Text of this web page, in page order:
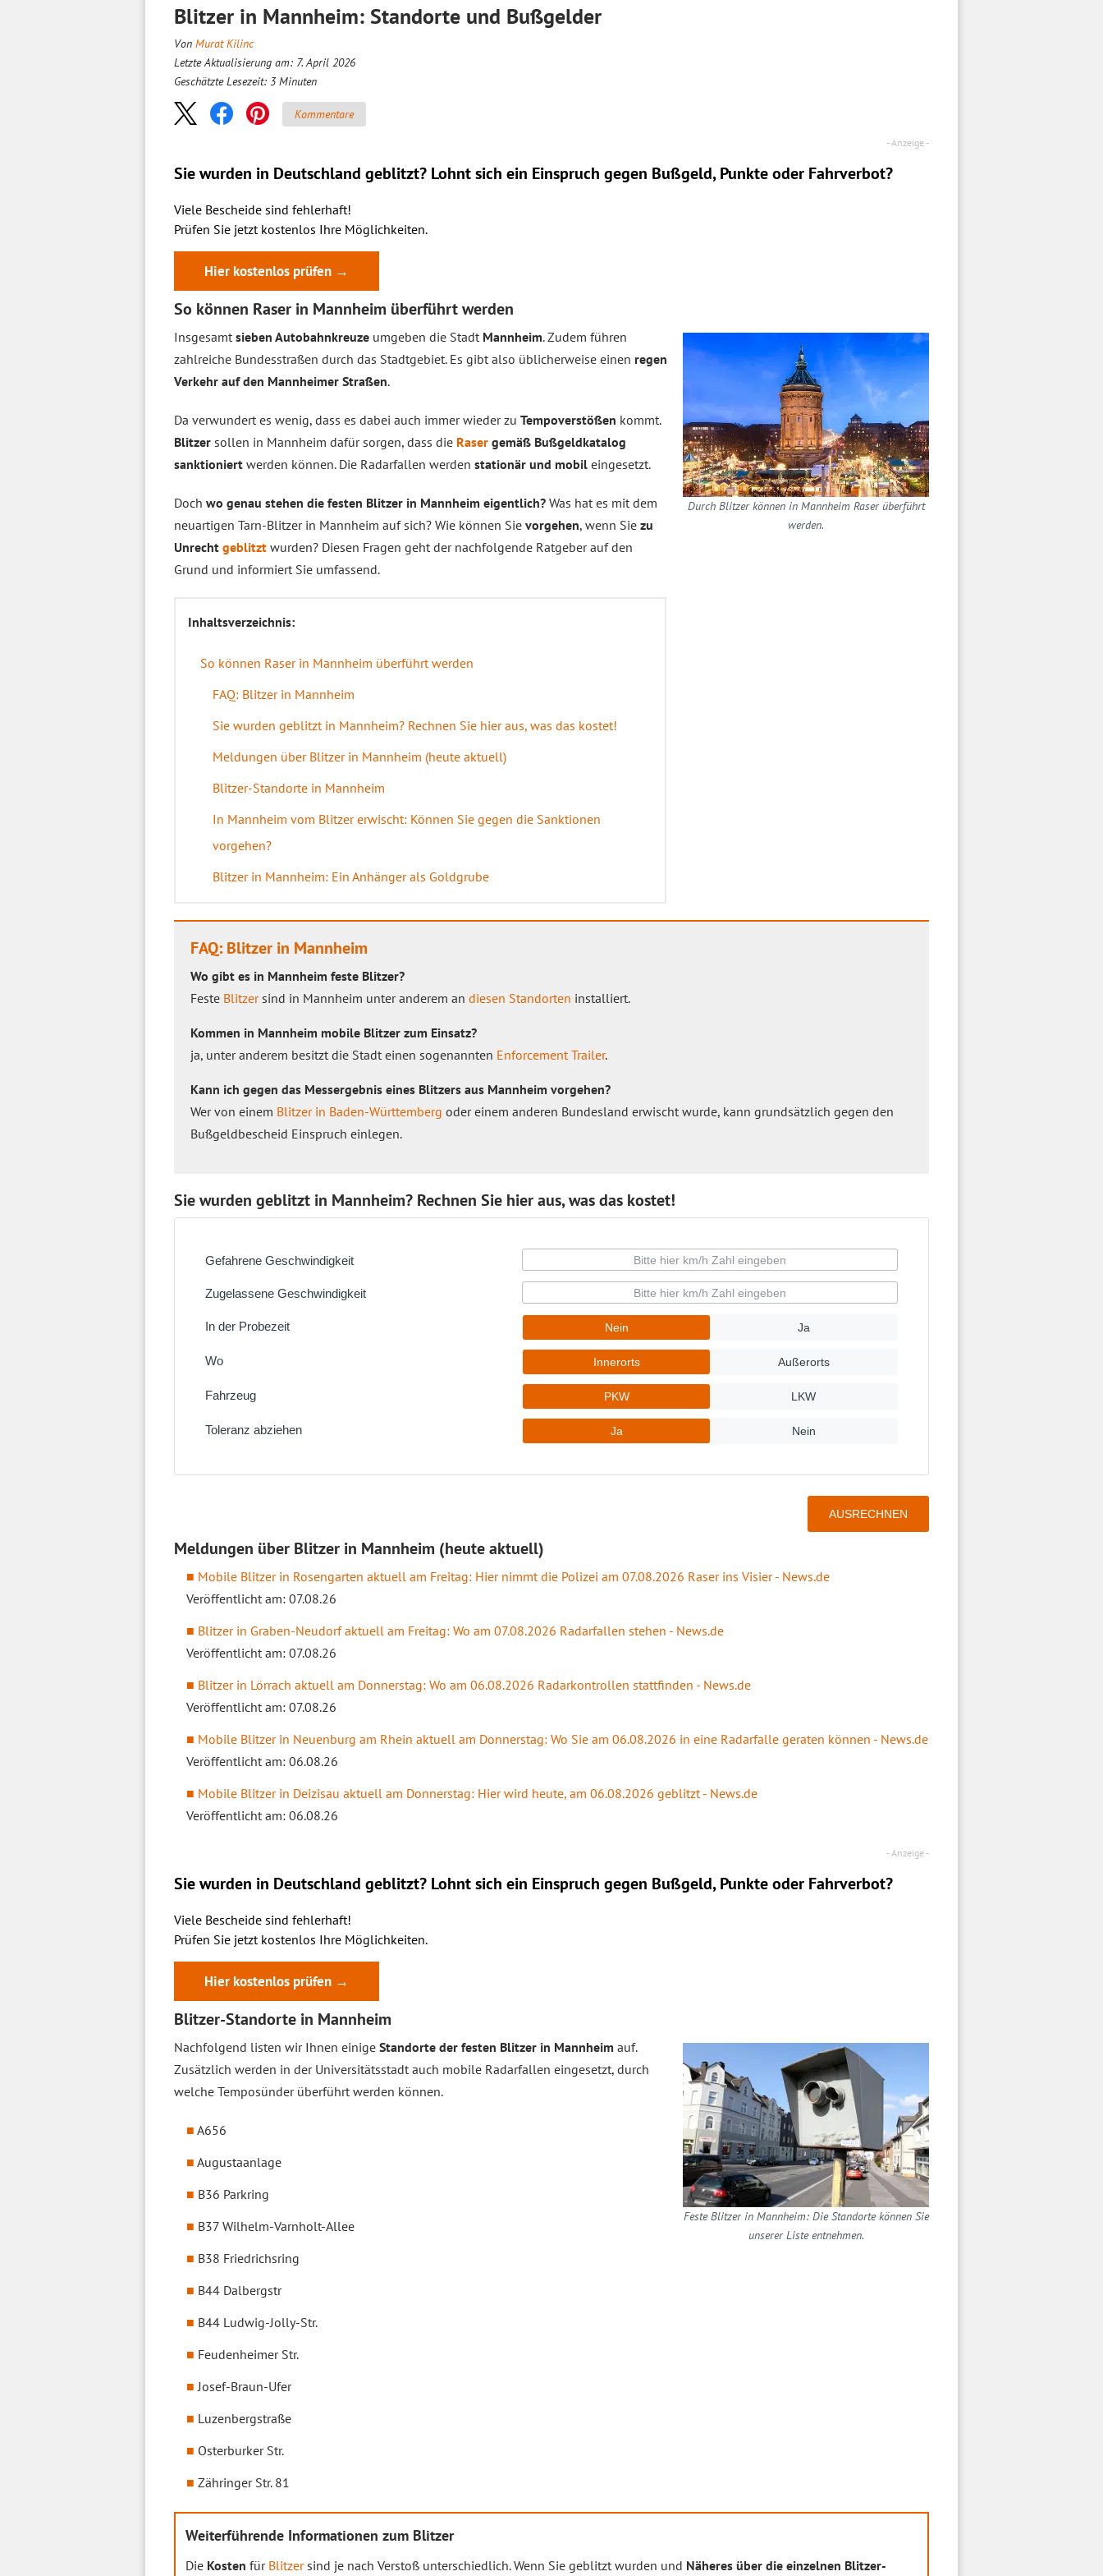
Blitzer in Mannheim: Standorte und Bußgelder
Von Murat Kilinc
Letzte Aktualisierung am: 7. April 2026
Geschätzte Lesezeit: 3 Minuten
Kommentare
Sie wurden in Deutschland geblitzt? Lohnt sich ein Einspruch gegen Bußgeld, Punkte oder Fahrverbot?
Viele Bescheide sind fehlerhaft!
Prüfen Sie jetzt kostenlos Ihre Möglichkeiten.
Hier kostenlos prüfen →
So können Raser in Mannheim überführt werden
Durch Blitzer können in Mannheim Raser überführt
werden.
Insgesamt sieben Autobahnkreuze umgeben die Stadt Mannheim. Zudem führen
zahlreiche Bundesstraßen durch das Stadtgebiet. Es gibt also üblicherweise einen regen
Verkehr auf den Mannheimer Straßen.
Da verwundert es wenig, dass es dabei auch immer wieder zu Tempoverstößen kommt.
Blitzer sollen in Mannheim dafür sorgen, dass die Raser gemäß Bußgeldkatalog
sanktioniert werden können. Die Radarfallen werden stationär und mobil eingesetzt.
Doch wo genau stehen die festen Blitzer in Mannheim eigentlich? Was hat es mit dem
neuartigen Tarn-Blitzer in Mannheim auf sich? Wie können Sie vorgehen, wenn Sie zu
Unrecht geblitzt wurden? Diesen Fragen geht der nachfolgende Ratgeber auf den
Grund und informiert Sie umfassend.
Inhaltsverzeichnis:
So können Raser in Mannheim überführt werden
FAQ: Blitzer in Mannheim
Sie wurden geblitzt in Mannheim? Rechnen Sie hier aus, was das kostet!
Meldungen über Blitzer in Mannheim (heute aktuell)
Blitzer-Standorte in Mannheim
In Mannheim vom Blitzer erwischt: Können Sie gegen die Sanktionen
vorgehen?
Blitzer in Mannheim: Ein Anhänger als Goldgrube
FAQ: Blitzer in Mannheim
Wo gibt es in Mannheim feste Blitzer?
Feste Blitzersind in Mannheim unter anderem an diesen Standorten installiert.
Kommen in Mannheim mobile Blitzer zum Einsatz?
ja, unter anderem besitzt die Stadt einen sogenannten Enforcement Trailer.
Kann ich gegen das Messergebnis eines Blitzers aus Mannheim vorgehen?
Wer von einem Blitzer in Baden-Württemberg oder einem anderen Bundesland erwischt wurde, kann grundsätzlich gegen den
Bußgeldbescheid Einspruch einlegen.
Sie wurden geblitzt in Mannheim? Rechnen Sie hier aus, was das kostet!
Meldungen über Blitzer in Mannheim (heute aktuell)
Mobile Blitzer in Rosengarten aktuell am Freitag: Hier nimmt die Polizei am 07.08.2026 Raser ins Visier - News.de
Veröffentlicht am: 07.08.26
Blitzer in Graben-Neudorf aktuell am Freitag: Wo am 07.08.2026 Radarfallen stehen - News.de
Veröffentlicht am: 07.08.26
Blitzer in Lörrach aktuell am Donnerstag: Wo am 06.08.2026 Radarkontrollen stattfinden - News.de
Veröffentlicht am: 07.08.26
Mobile Blitzer in Neuenburg am Rhein aktuell am Donnerstag: Wo Sie am 06.08.2026 in eine Radarfalle geraten können - News.de
Veröffentlicht am: 06.08.26
Mobile Blitzer in Deizisau aktuell am Donnerstag: Hier wird heute, am 06.08.2026 geblitzt - News.de
Veröffentlicht am: 06.08.26
Sie wurden in Deutschland geblitzt? Lohnt sich ein Einspruch gegen Bußgeld, Punkte oder Fahrverbot?
Viele Bescheide sind fehlerhaft!
Prüfen Sie jetzt kostenlos Ihre Möglichkeiten.
Hier kostenlos prüfen →
Blitzer-Standorte in Mannheim
Feste Blitzer in Mannheim: Die Standorte können Sie
unserer Liste entnehmen.
Nachfolgend listen wir Ihnen einige Standorte der festen Blitzer in Mannheim auf.
Zusätzlich werden in der Universitätsstadt auch mobile Radarfallen eingesetzt, durch
welche Temposünder überführt werden können.
A656
Augustaanlage
B36 Parkring
B37 Wilhelm-Varnholt-Allee
B38 Friedrichsring
B44 Dalbergstr
B44 Ludwig-Jolly-Str.
Feudenheimer Str.
Josef-Braun-Ufer
Luzenbergstraße
Osterburker Str.
Zähringer Str. 81
Weiterführende Informationen zum Blitzer
Die Kosten für Blitzersind je nach Verstoß unterschiedlich. Wenn Sie geblitzt wurden und Näheres über die einzelnen Blitzer-